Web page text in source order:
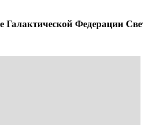
Галактической Федерации